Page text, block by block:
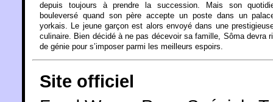
depuis toujours à prendre la succession. Mais son
bouleversé quand son père accepte un poste dans un
yorkais. Le jeune garçon est alors envoyé dans une
culinaire. Bien décidé à ne pas décevoir sa famille, Sôma devra
de génie pour s’imposer parmi les meilleurs espoirs.
Site officiel